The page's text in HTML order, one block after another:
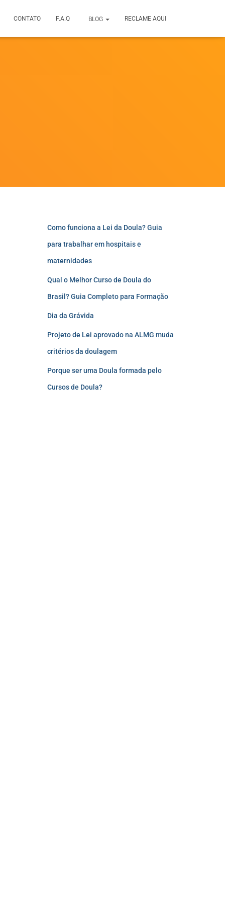
CONTATO F.A.Q BLOG RECLAME AQUI
Como funciona a Lei da Doula? Guia
para trabalhar em hospitais e
maternidades
Qual o Melhor Curso de Doula do
Brasil? Guia Completo para Formação
Dia da Grávida
Projeto de Lei aprovado na ALMG muda
critérios da doulagem
Porque ser uma Doula formada pelo
Cursos de Doula?